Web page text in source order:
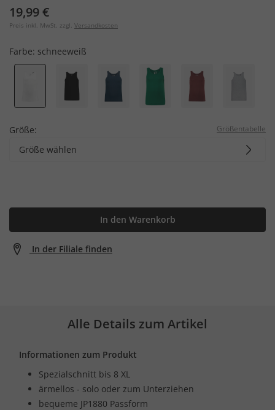
19,99 €
Preis inkl. MwSt. zzgl. Versandkosten
Farbe: schneeweiß
Größe: Größentabelle
Größe wählen
In den Warenkorb
In der Filiale finden
Alle Details zum Artikel
Informationen zum Produkt
Spezialschnitt bis 8 XL
ärmellos - solo oder zum Unterziehen
bequeme JP1880 Passform